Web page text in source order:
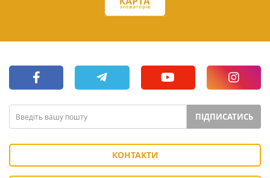
ПІДПИСАТИСЬ
КОНТАКТИ